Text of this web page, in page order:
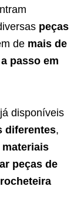
peças
de mais de
passo em
já disponíveis
diferentes,
peças de